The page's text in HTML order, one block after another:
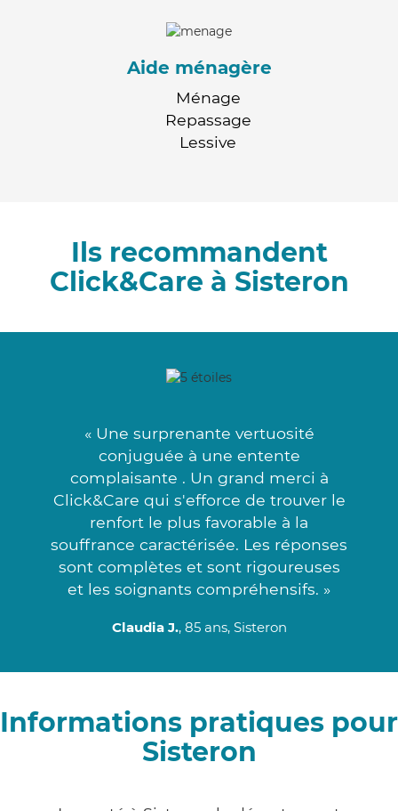
Aide ménagère
Ménage
Repassage
Lessive
Ils recommandent
Click&Care à Sisteron
« Une surprenante vertuosité
conjuguée à une entente
complaisante . Un grand merci à
Click&Care qui s'efforce de trouver le
renfort le plus favorable à la
souffrance caractérisée. Les réponses
sont complètes et sont rigoureuses
et les soignants compréhensifs. »
Claudia J., 85 ans, Sisteron
Informations pratiques pour
Sisteron